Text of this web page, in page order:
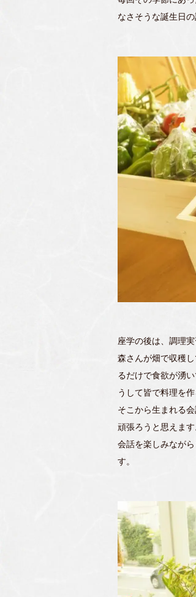
なさそうな誕生日
座学の後は、調理
森さんが畑で収穫
るだけで食欲が湧
うして皆で料理を
そこから生まれる
頑張ろうと思えます
会話を楽しみなが
す。